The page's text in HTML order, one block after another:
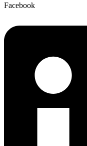
Facebook